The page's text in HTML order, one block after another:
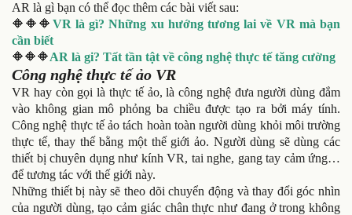
AR là gì bạn có thể đọc thêm các bài viết sau:
🔶🔶🔶 VR là gì? Những xu hướng tương lai về VR mà bạn
cần biết
🔶🔶🔶AR là gi? Tất tần tật về công nghệ thực tế tăng cường
Công nghệ thực tế ảo VR
VR hay còn gọi là thực tế ảo, là công nghệ đưa người dùng đắm
vào không gian mô phỏng ba chiều được tạo ra bởi máy tính.
Công nghệ thực tế ảo tách hoàn toàn người dùng khỏi môi trường
thực tế, thay thế bằng một thế giới ảo. Người dùng sẽ dùng các
thiết bị chuyên dụng như kính VR, tai nghe, gang tay cảm ứng…
để tương tác với thế giới này.
Những thiết bị này sẽ theo dõi chuyển động và thay đổi góc nhìn
của người dùng, tạo cảm giác chân thực như đang ở trong không